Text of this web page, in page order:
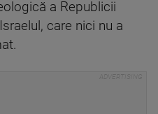
a Republicii
care nici nu a